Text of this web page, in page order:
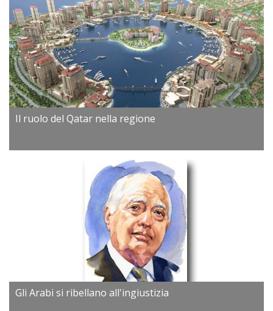
Il ruolo del Qatar nella regione
Gli Arabi si ribellano all'ingiustizia